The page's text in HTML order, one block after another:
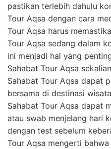
pastikan terlebih dahulu
Tour Aqsa dengan cara
Tour Aqsa harus
Tour Aqsa sedang dalam
ini menjadi hal yang
Sahabat Tour Aqsa
Sahabat Tour Aqsa dapat
bersama di destinasi
Sahabat Tour Aqsa dapat
atau swab menjelang hari
dengan test sebelum
Tour Aqsa mengerti